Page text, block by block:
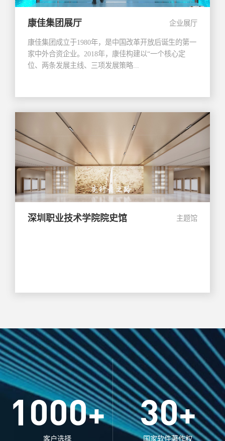
康佳集团展厅 企业展厅
康佳集团成立于1980年，是中国改革开放后诞生的第一
家中外合资企业。2018年，康佳构建以“一个核心定
位、两条发展主线、三项发展策略...
深圳职业技术学院院史馆 主题馆
1000+
客户选择
30+
国家软件著作权